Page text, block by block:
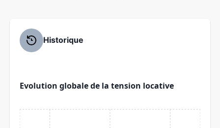
Historique
Evolution globale de la tension locative